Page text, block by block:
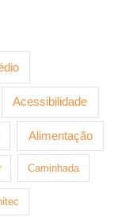
Acessibilidade
Alimentação
Caminhada